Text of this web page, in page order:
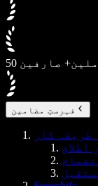
50 ملین+ صارفین
فہرستِ مضامین
طریقہ کار
اطلاق